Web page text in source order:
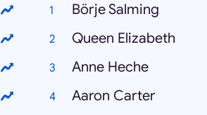
Börje Salming
Queen Elizabeth
Anne Heche
Aaron Carter